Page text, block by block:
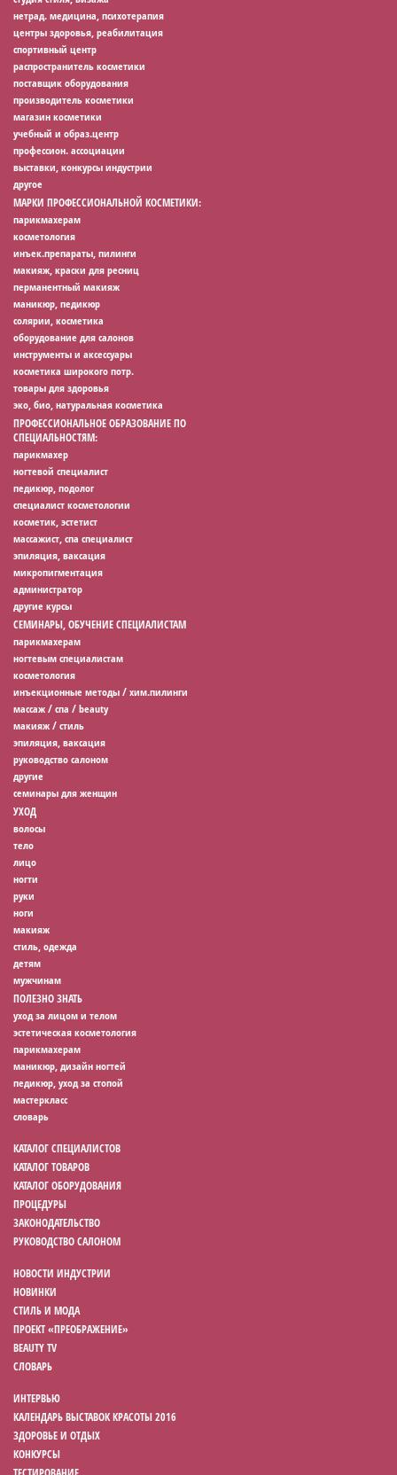
нетрад. медицина, психотерапия
центры здоровья, реабилитация
спортивный центр
распространитель косметики
поставщик оборудования
производитель косметики
магазин косметики
учебный и образ.центр
профессион. ассоциации
выставки, конкурсы индустрии
другое
МАРКИ ПРОФЕССИОНАЛЬНОЙ КОСМЕТИКИ:
парикмахерам
косметология
инъек.препараты, пилинги
макияж, краски для ресниц
перманентный макияж
маникюр, педикюр
солярии, косметика
оборудование для салонов
инструменты и аксессуары
косметика широкого потр.
товары для здоровья
эко, био, натуральная косметика
ПРОФЕССИОНАЛЬНОЕ ОБРАЗОВАНИЕ ПО
СПЕЦИАЛЬНОСТЯМ:
парикмахер
ногтевой специалист
педикюр, подолог
специалист косметологии
косметик, эстетист
массажист, спа специалист
эпиляция, ваксация
микропигментация
администратор
другие курсы
СЕМИНАРЫ, ОБУЧЕНИЕ СПЕЦИАЛИСТАМ
парикмахерам
ногтевым специалистам
косметология
инъекционные методы / хим.пилинги
массаж / спа / beauty
макияж / стиль
эпиляция, ваксация
руководство салоном
другие
семинары для женщин
УХОД
волосы
тело
лицо
ногти
руки
ноги
макияж
стиль, одежда
детям
мужчинам
ПОЛЕЗНО ЗНАТЬ
уход за лицом и телом
эстетическая косметология
парикмахерам
маникюр, дизайн ногтей
педикюр, уход за стопой
мастеркласс
словарь
КАТАЛОГ СПЕЦИАЛИСТОВ
КАТАЛОГ ТОВАРОВ
КАТАЛОГ ОБОРУДОВАНИЯ
ПРОЦЕДУРЫ
ЗАКОНОДАТЕЛЬСТВО
РУКОВОДСТВО САЛОНОМ
НОВОСТИ ИНДУСТРИИ
НОВИНКИ
СТИЛЬ И МОДА
ПРОЕКТ «ПРЕОБРАЖЕНИЕ»
BEAUTY TV
СЛОВАРЬ
ИНТЕРВЬЮ
КАЛЕНДАРЬ ВЫСТАВОК КРАСОТЫ 2016
ЗДОРОВЬЕ И ОТДЫХ
КОНКУРСЫ